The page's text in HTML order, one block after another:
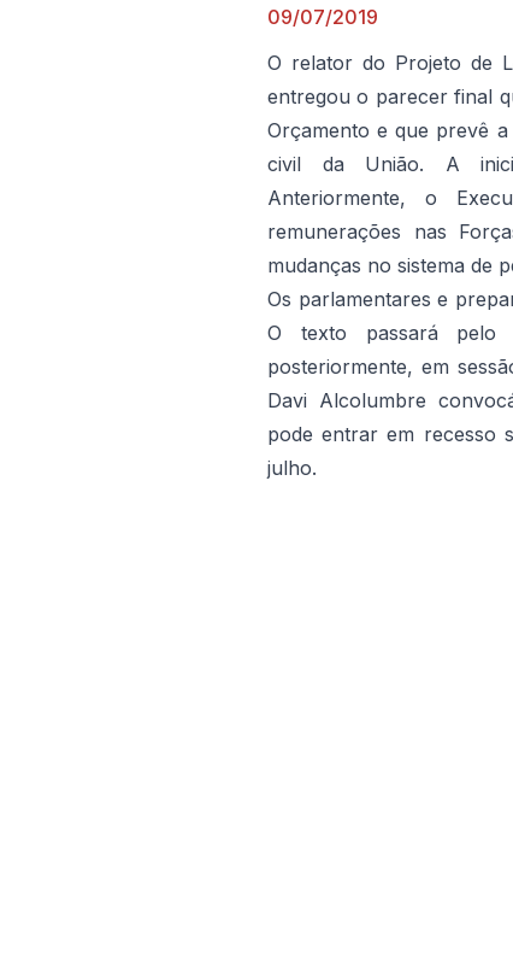
09/07/2019
O relator do Projeto de
entregou o parecer final
Orçamento e que prevê
civil da União. A
Anteriormente, o
remunerações nas
mudanças no sistema de
Os parlamentares e
O texto passará pelo
posteriormente, em
Davi Alcolumbre
pode entrar em recesso
julho.